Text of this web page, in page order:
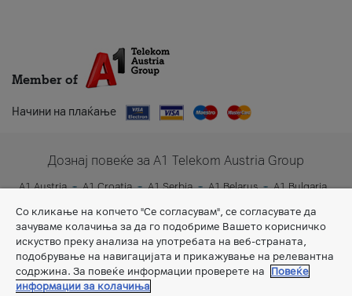
Member of
Начини на плаќање
Дознај повеќе за A1 Telekom Austria Group
A1 Austria A1 Croatia A1 Serbia A1 Belarus
A1 Bulgaria
A1 Slovenia
A1 Digital
Со кликање на копчето "Се согласувам", се согласувате да
зачуваме колачиња за да го подобриме Вашето корисничко
искуство преку анализа на употребата на веб-страната,
подобрување на навигацијата и прикажување на релевантна
содржина. За повеќе информации проверете на
Повеќе
информации за колачиња